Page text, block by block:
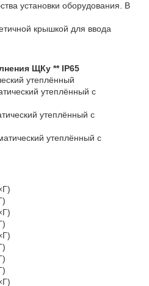
установки оборудования. В
крышкой для ввода
ЩКу ** IP65
утеплённый
утеплённый с
утеплённый с
утеплённый с